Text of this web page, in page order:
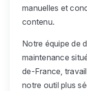
manuelles et
contenu.
Notre équipe de
maintenance
de-France,
notre outil plus